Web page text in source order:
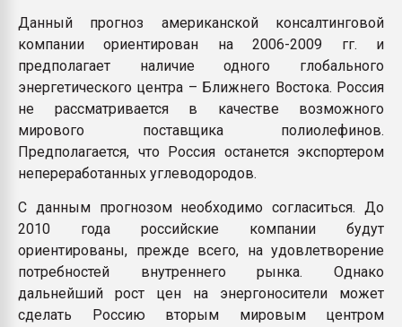
Данный прогноз американской консалтинговой
компании ориентирован на 2006-2009 гг. и
предполагает наличие одного глобального
энергетического центра – Ближнего Востока. Россия
не рассматривается в качестве возможного
мирового поставщика полиолефинов.
Предполагается, что Россия останется экспортером
непереработанных углеводородов.
С данным прогнозом необходимо согласиться. До
2010 года российские компании будут
ориентированы, прежде всего, на удовлетворение
потребностей внутреннего рынка. Однако
дальнейший рост цен на энергоносители может
сделать Россию вторым мировым центром